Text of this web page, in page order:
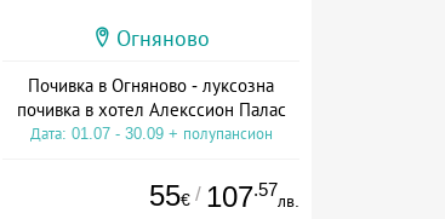
Огняново
Почивка в Огняново - луксозна
почивка в хотел Алекссион Палас
Дата: 01.07 - 30.09 + полупансион
55€ / 107.57
лв.